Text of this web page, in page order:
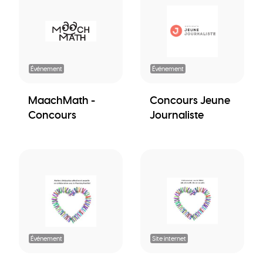
Événement
MaachMath -
Concours
Événement
Concours Jeune
Journaliste
Événement Site internet